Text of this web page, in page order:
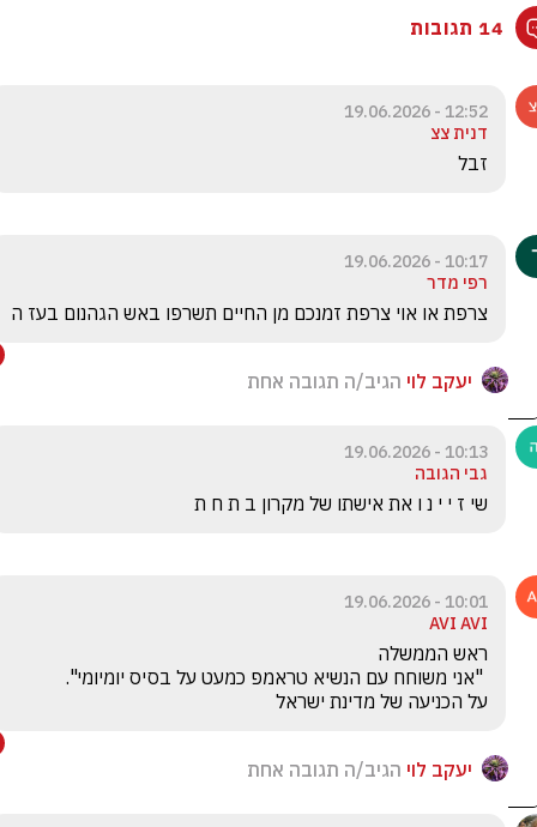
14 תגובות
12:52 - 19.06.2026
דנית צצ
זבל
10:17 - 19.06.2026
רפי מדר
צרפת או אוי צרפת זמנכם מן החיים תשרפו באש הגהנום בעז ה
יעקב לוי הגיב/ה תגובה אחת
10:13 - 19.06.2026
גבי הגובה
שי ז י י נ ו את אישתו של מקרון ב ת ח ת
10:01 - 19.06.2026
AVI AVI
על הכניעה של מדינת ישראל
יעקב לוי הגיב/ה תגובה אחת